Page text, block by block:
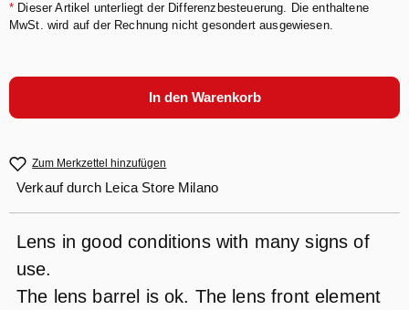
* Dieser Artikel unterliegt der Differenzbesteuerung. Die enthaltene
MwSt. wird auf der Rechnung nicht gesondert ausgewiesen.
In den Warenkorb
Zum Merkzettel hinzufügen
Verkauf durch Leica Store Milano
Lens in good conditions with many signs of
use.
The lens barrel is ok. The lens front element